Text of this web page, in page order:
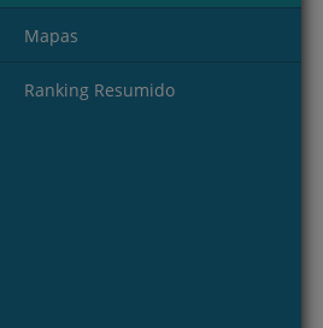
Mapas
Ranking Resumido